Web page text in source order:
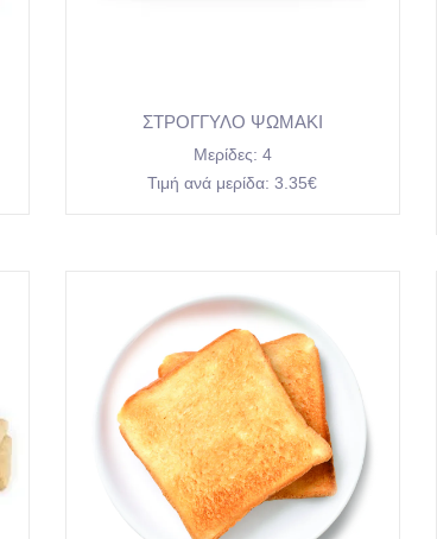
ΣΤΡΟΓΓΥΛΟ ΨΩΜΑΚΙ
Μερίδες: 4
Τιμή ανά μερίδα: 3.35€